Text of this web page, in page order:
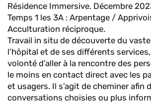
Résidence Immersive. Décembre
Temps 1 les 3A : Arpentage /
Acculturation réciproque.
Travail in situ de découverte du
l’hôpital et de ses différents
volonté d’aller à la rencontre des
le moins en contact direct avec les
et usagers. Il s’agit de cheminer afin
conversations choisies ou plus